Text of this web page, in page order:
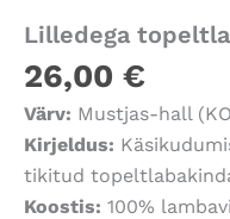
Lilledega
26,00 €
Värv: Mustjas-hall
Kirjeldus:
tikitud
Koostis: 100%